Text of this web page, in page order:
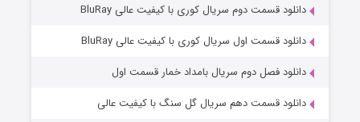
مردگان متحرک: شهر مرده ۳
قسمت۲ (زیرنویس) منتشر شد
دانلود قسمت دوم سریال کوری با کیفیت عالی BluRay
دانلود قسمت اول سریال کوری با کیفیت عالی BluRay
دانلود فصل دوم سریال بامداد خمار قسمت اول
دانلود قسمت دهم سریال گل سنگ با کیفیت عالی